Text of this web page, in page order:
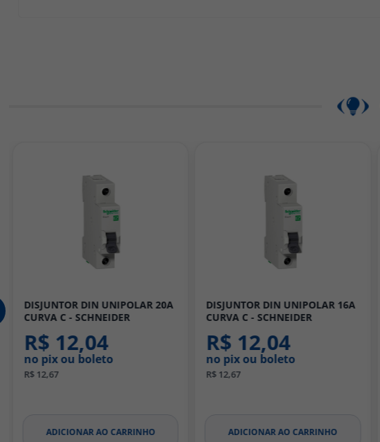
DISJUNTOR DIN UNIPOLAR 16A
CURVA C - SCHNEIDER
R$ 12,04
no pix ou boleto
R$ 12,67
ADICIONAR AO CARRINHO
DISJUNTOR UNIPOLAR 16A
CURVA B - SCHNEIDER ELECTRIC
R$ 11,68
no pix ou boleto
R$ 12,29
ADICIONAR AO CARRINHO